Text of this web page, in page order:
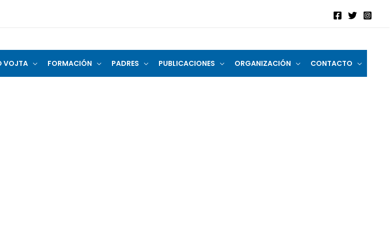
VOJTA FORMACIÓN PADRES PUBLICACIONES ORGANIZACIÓN CONTACTO